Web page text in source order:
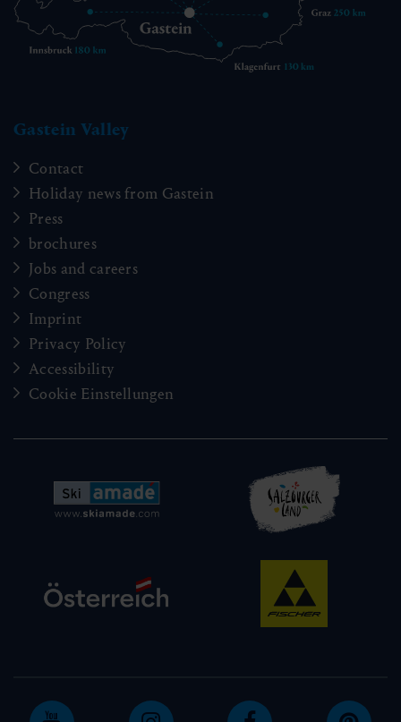
Gastein Valley
Contact
Holiday news from Gastein
Press
brochures
Jobs and careers
Congress
Imprint
Privacy Policy
Accessibility
Cookie Einstellungen